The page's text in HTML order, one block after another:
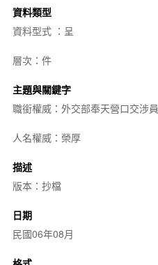
資料類型
資料型式 ：呈
層次：件
主題與關鍵字
職銜權威：外交部奉天營口交涉員
人名權威：榮厚
描述
版本：抄檔
日期
民國06年08月